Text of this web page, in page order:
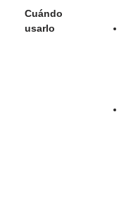
Cuándo
usarlo